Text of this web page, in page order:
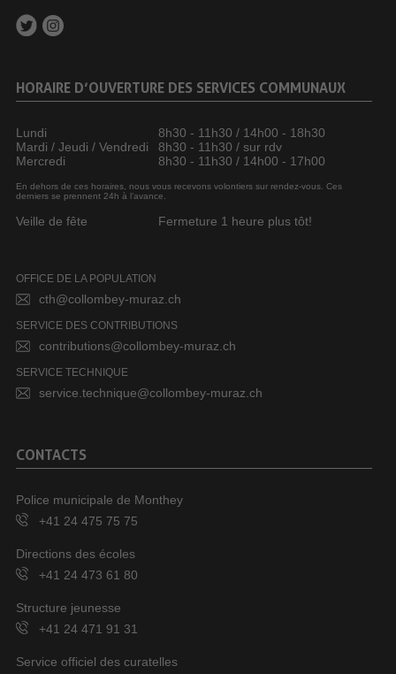
HORAIRE D’OUVERTURE DES SERVICES COMMUNAUX
Lundi
8h30 - 11h30 / 14h00 - 18h30
Mardi / Jeudi / Vendredi
8h30 - 11h30 / sur rdv
Mercredi
8h30 - 11h30 / 14h00 - 17h00
En dehors de ces horaires, nous vous recevons volontiers sur rendez-vous. Ces
derniers se prennent 24h à l’avance.
Veille de fête Fermeture 1 heure plus tôt!
OFFICE DE LA POPULATION
cth@collombey-muraz.ch
SERVICE DES CONTRIBUTIONS
contributions@collombey-muraz.ch
SERVICE TECHNIQUE
service.technique@collombey-muraz.ch
CONTACTS
Police municipale de Monthey
+41 24 475 75 75
Directions des écoles
+41 24 473 61 80
Structure jeunesse
+41 24 471 91 31
Service officiel des curatelles